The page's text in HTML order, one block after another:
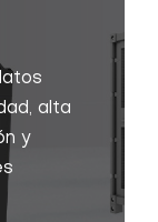
alta
y